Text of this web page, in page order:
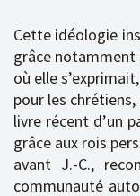
Cette idéologie
grâce notamment
où elle
pour les chrétiens,
livre récent d’un
grâce aux rois
avant J.-C.,
communauté